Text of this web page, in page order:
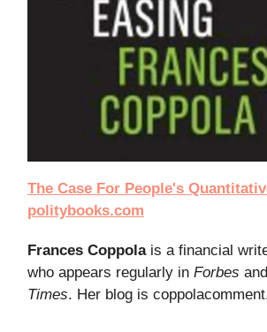
The Case For People's
politybooks.com
Frances Coppolais a financial
who appears regularly in Forbes and
Times. Her blog is